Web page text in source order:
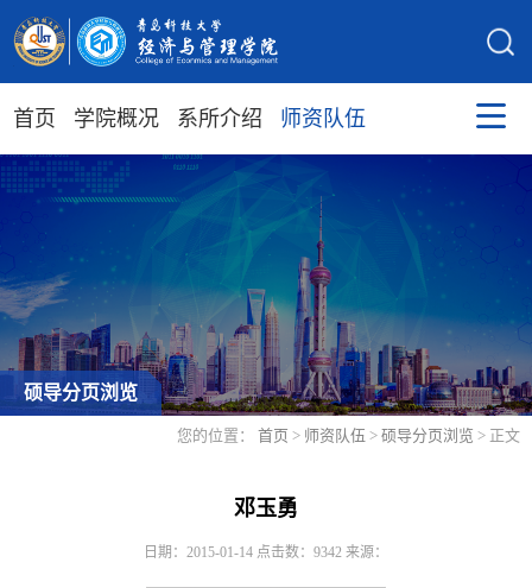
首页 学院概况 系所介绍 师资队伍
硕导分页浏览
您的位置： 首页 > 师资队伍 > 硕导分页浏览 > 正文
邓玉勇
日期：2015-01-14 点击数： 9342 来源：